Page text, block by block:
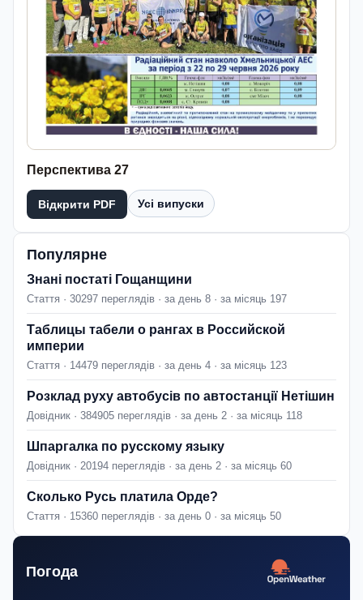
Перспектива 27
Відкрити PDF Усі випуски
Популярне
Знані постаті Гощанщини
Стаття · 30297 переглядів · за день 8 · за місяць 197
Таблицы табели о рангах в Российской
империи
Стаття · 14479 переглядів · за день 4 · за місяць 123
Розклад руху автобусів по автостанції Нетішин
Довідник · 384905 переглядів · за день 2 · за місяць 118
Шпаргалка по русскому языку
Довідник · 20194 переглядів · за день 2 · за місяць 60
Сколько Русь платила Орде?
Стаття · 15360 переглядів · за день 0 · за місяць 50
Погода